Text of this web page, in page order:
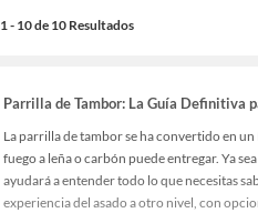
1 - 10 de 10 Resultados
Parrilla de Tambor: La Guía Definitiva
La parrilla de tambor se ha convertido en
fuego a leña o carbón puede entregar. Ya
ayudará a entender todo lo que necesitas
experiencia del asado a otro nivel, con